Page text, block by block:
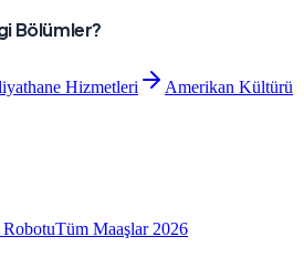
Bölümler?
Hizmetleri
Amerikan Kültürü
Tüm Maaşlar 2026